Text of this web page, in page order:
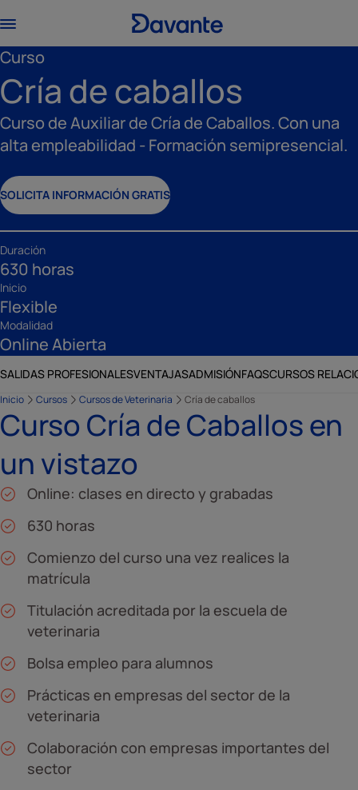
Curso
Cría de caballos
Curso de Auxiliar de Cría de Caballos. Con una
alta empleabilidad - Formación semipresencial.
SOLICITA INFORMACIÓN GRATIS
Duración
630 horas
Inicio
Flexible
Modalidad
Online Abierta
SALIDAS PROFESIONALESVENTAJASADMISIÓNFAQSCURSOS
Inicio Cursos Cursos de Veterinaria Cría de caballos
Curso Cría de Caballos en
un vistazo
Online: clases en directo y grabadas
630 horas
Comienzo del curso una vez realices la
matrícula
Titulación acreditada por la escuela de
veterinaria
Bolsa empleo para alumnos
Prácticas en empresas del sector de la
veterinaria
Colaboración con empresas importantes del
sector